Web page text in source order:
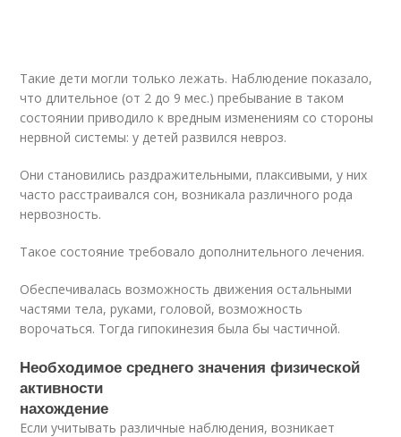
Такие дети могли только лежать. Наблюдение показало,
что длительное (от 2 до 9 мес.) пребывание в таком
состоянии приводило к вредным изменениям со стороны
нервной системы: у детей развился невроз.
Они становились раздражительными, плаксивыми, у них
часто расстраивался сон, возникала различного рода
нервозность.
Такое состояние требовало дополнительного лечения.
Обеспечивалась возможность движения остальными
частями тела, руками, головой, возможность
ворочаться. Тогда гипокинезия была бы частичной.
Необходимое среднего значения физической
активности
нахождение
Если учитывать различные наблюдения, возникает